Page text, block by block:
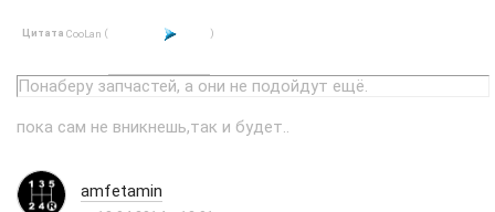
Цитата CooLan ( )
Понаберу запчастей, а они не подойдут ещё.
пока сам не вникнешь,так и будет..
amfetamin